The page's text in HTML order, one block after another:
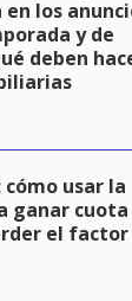
los
y de
deben
usar la
ganar cuota
el factor